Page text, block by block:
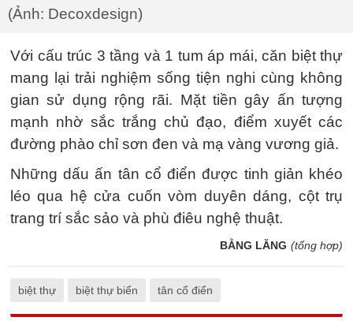
(Ảnh: Decoxdesign)
Với cấu trúc 3 tầng và 1 tum áp mái, căn biệt thự
mang lại trải nghiệm sống tiện nghi cùng không
gian sử dụng rộng rãi. Mặt tiền gây ấn tượng
mạnh nhờ sắc trắng chủ đạo, điểm xuyết các
đường phào chỉ sơn đen và mạ vàng vương giả.
Những dấu ấn tân cổ điển được tinh giản khéo
léo qua hệ cửa cuốn vòm duyên dáng, cột trụ
trang trí sắc sảo và phù điêu nghệ thuật.
BẰNG LĂNG (tổng hợp)
biệt thự biệt thự biển tân cổ điển